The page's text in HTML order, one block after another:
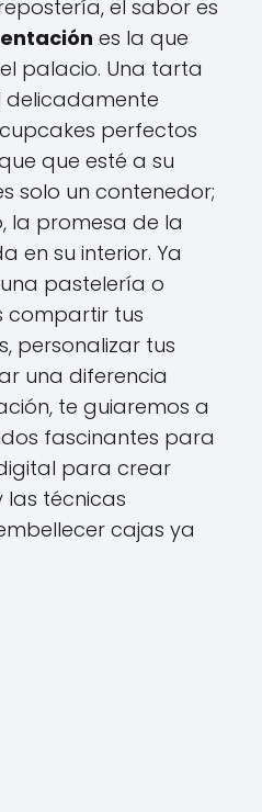
el sabor es
es la que
palacio. Una tarta
delicadamente
perfectos
que esté a su
solo un contenedor;
la promesa de la
en su interior. Ya
pastelería o
compartir tus
personalizar tus
una diferencia
te guiaremos a
fascinantes para
para crear
las técnicas
cajas ya